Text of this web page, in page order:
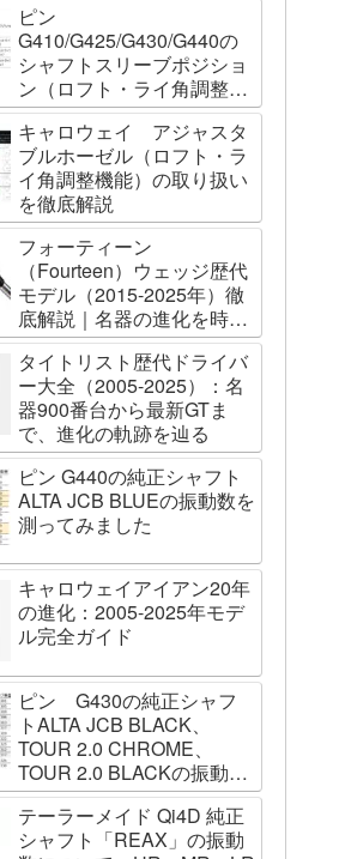
ピン
G410/G425/G430/G440の
シャフトスリーブポジショ
ン（ロフト・ライ角調整機
能）について
キャロウェイ アジャスタ
ブルホーゼル（ロフト・ラ
イ角調整機能）の取り扱い
を徹底解説
フォーティーン
（Fourteen）ウェッジ歴代
モデル（2015-2025年）徹
底解説｜名器の進化を時系
列で辿る
タイトリスト歴代ドライバ
ー大全（2005-2025）：名
器900番台から最新GTま
で、進化の軌跡を辿る
ピン G440の純正シャフト
ALTA JCB BLUEの振動数を
測ってみました
キャロウェイアイアン20年
の進化：2005-2025年モデ
ル完全ガイド
ピン G430の純正シャフ
トALTA JCB BLACK、
TOUR 2.0 CHROME、
TOUR 2.0 BLACKの振動数
を測ってみました
テーラーメイド Qi4D 純正
シャフト「REAX」の振動